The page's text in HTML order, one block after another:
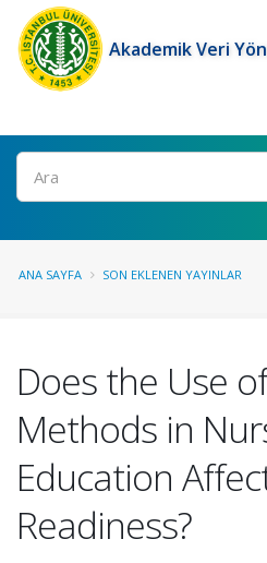
Akademik Veri
Ara
ANA SAYFA SON EKLENEN YAYINLAR
Does the Use
Methods in
Education
Readiness?